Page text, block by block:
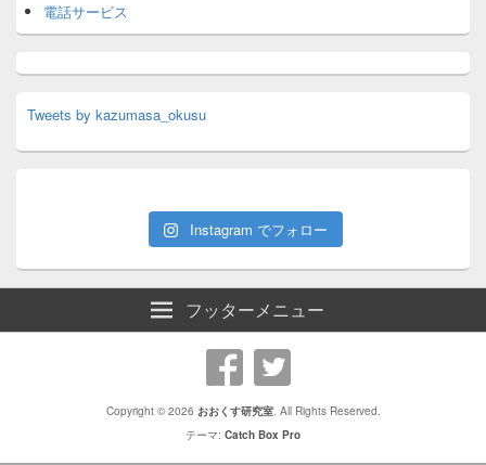
電話サービス
Tweets by kazumasa_okusu
Instagram でフォロー
フッターメニュー
Copyright © 2026 おおくす研究室. All Rights Reserved.
テーマ: Catch Box Pro